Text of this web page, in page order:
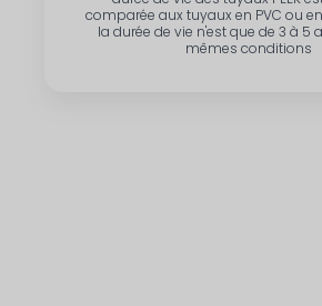
comparée aux tuyaux en PVC ou
la durée de vie n'est que de 3 à 5
mêmes conditions